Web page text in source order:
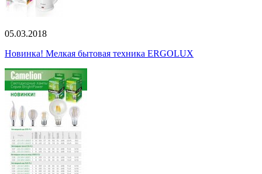
05.03.2018
Новинка! Мелкая бытовая техника ERGOLUX